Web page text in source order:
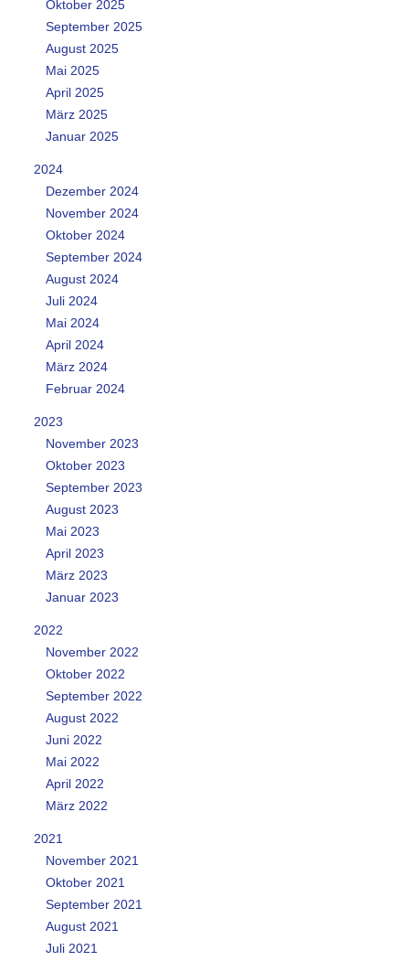
Oktober 2025
September 2025
August 2025
Mai 2025
April 2025
März 2025
Januar 2025
2024
Dezember 2024
November 2024
Oktober 2024
September 2024
August 2024
Juli 2024
Mai 2024
April 2024
März 2024
Februar 2024
2023
November 2023
Oktober 2023
September 2023
August 2023
Mai 2023
April 2023
März 2023
Januar 2023
2022
November 2022
Oktober 2022
September 2022
August 2022
Juni 2022
Mai 2022
April 2022
März 2022
2021
November 2021
Oktober 2021
September 2021
August 2021
Juli 2021